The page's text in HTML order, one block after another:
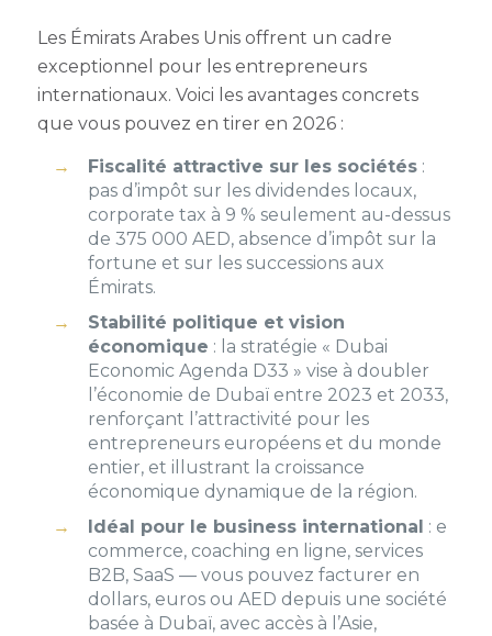
Les Émirats Arabes Unis offrent un cadre
exceptionnel pour les entrepreneurs
internationaux. Voici les avantages concrets
que vous pouvez en tirer en 2026 :
Fiscalité attractive sur les sociétés:
pas d’impôt sur les dividendes locaux,
corporate tax à 9 % seulement au-dessus
de 375 000 AED, absence d’impôt sur la
fortune et sur les successions aux
Émirats.
Stabilité politique et vision
économique : la stratégie « Dubai
Economic Agenda D33 » vise à doubler
l’économie de Dubaï entre 2023 et 2033,
renforçant l’attractivité pour les
entrepreneurs européens et du monde
entier, et illustrant la croissance
économique dynamique de la région.
Idéal pour le business international : e
commerce, coaching en ligne, services
B2B, SaaS — vous pouvez facturer en
dollars, euros ou AED depuis une société
basée à Dubaï, avec accès à l’Asie,